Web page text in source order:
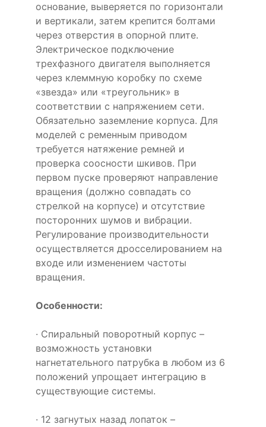
основание, выверяется по горизонтали
и вертикали, затем крепится болтами
через отверстия в опорной плите.
Электрическое подключение
трехфазного двигателя выполняется
через клеммную коробку по схеме
«звезда» или «треугольник» в
соответствии с напряжением сети.
Обязательно заземление корпуса. Для
моделей с ременным приводом
требуется натяжение ремней и
проверка соосности шкивов. При
первом пуске проверяют направление
вращения (должно совпадать со
стрелкой на корпусе) и отсутствие
посторонних шумов и вибрации.
Регулирование производительности
осуществляется дросселированием на
входе или изменением частоты
вращения.
Особенности:
· Спиральный поворотный корпус –
возможность установки
нагнетательного патрубка в любом из 6
положений упрощает интеграцию в
существующие системы.
· 12 загнутых назад лопаток –